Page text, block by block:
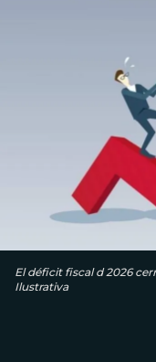
El déficit fiscal d 2026
Ilustrativa